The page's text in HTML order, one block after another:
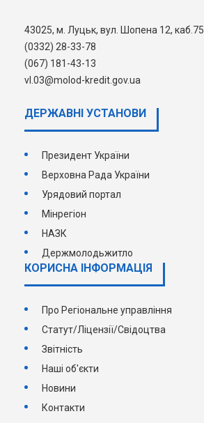
43025, м. Луцьк, вул. Шопена 12, каб.75
(0332) 28-33-78
(067) 181-43-13
vl.03@molod-kredit.gov.ua
ДЕРЖАВНI УСТАНОВИ
Президент України
Верховна Рада України
Урядовий портал
Мінрегіон
НАЗК
Держмолодьжитло
КОРИСНА ІНФОРМАЦІЯ
Про Регіональне управління
Статут/Ліцензії/Свідоцтва
Звітність
Наші об'єкти
Новини
Контакти